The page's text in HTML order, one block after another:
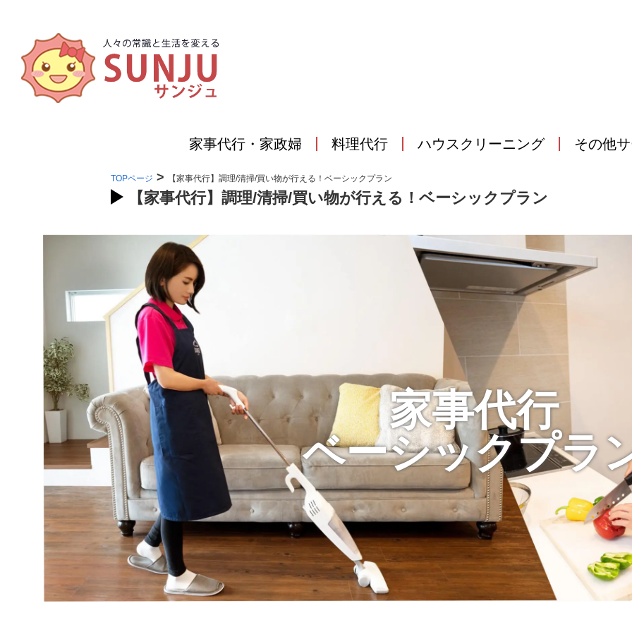
家事代行・家政婦 料理代行 ハウスクリーニング その他
TOPページ > 【家事代行】調理/清掃/買い物が行える！ベーシックプラン
【家事代行】調理/清掃/買い物が行える！ベーシックプラン
家事代行
ベーシックプラ